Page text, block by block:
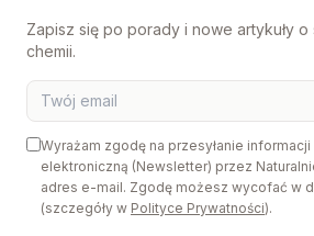
Zapisz się po porady i nowe artykuły
chemii.
Wyrażam zgodę na przesyłanie
elektroniczną (Newsletter) przez
adres e-mail. Zgodę możesz wycofać w
(szczegóły w Polityce Prywatności).